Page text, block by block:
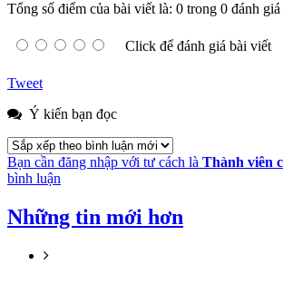
Tổng số điểm của bài viết là: 0 trong 0 đánh giá
Click để đánh giá bài viết
Tweet
Ý kiến bạn đọc
Bạn cần đăng nhập với tư cách là Thành viên
bình luận
Những tin mới hơn